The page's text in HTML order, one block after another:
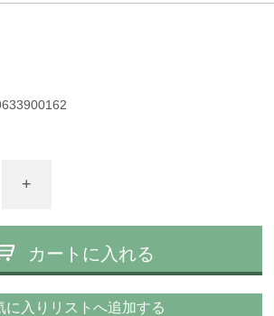
+
カートに入れる
に入りリストへ追加する